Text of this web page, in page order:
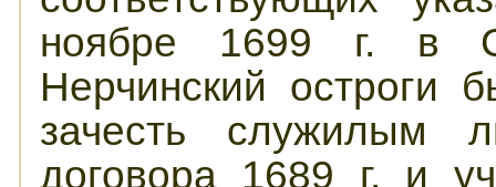
ноябре 1699 г. в
Нерчинский остроги
зачесть служилым
договора 1689 г. и